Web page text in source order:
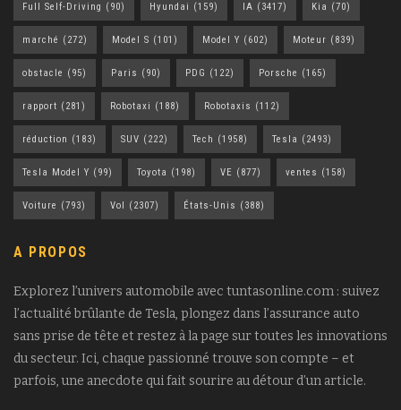
Full Self-Driving (90) Hyundai (159) IA (3417) Kia (70)
marché (272) Model S (101) Model Y (602) Moteur (839)
obstacle (95) Paris (90) PDG (122) Porsche (165)
rapport (281) Robotaxi (188) Robotaxis (112)
réduction (183) SUV (222) Tech (1958) Tesla (2493)
Tesla Model Y (99) Toyota (198) VE (877) ventes (158)
Voiture (793) Vol (2307) États-Unis (388)
A PROPOS
Explorez l’univers automobile avec tuntasonline.com : suivez
l’actualité brûlante de Tesla, plongez dans l’assurance auto
sans prise de tête et restez à la page sur toutes les innovations
du secteur. Ici, chaque passionné trouve son compte – et
parfois, une anecdote qui fait sourire au détour d’un article.